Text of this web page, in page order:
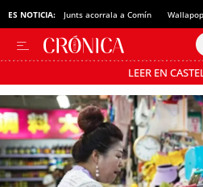
ES NOTICIA: Junts acorrala a Comín Wallapop
LEER EN
Pásate al MODO